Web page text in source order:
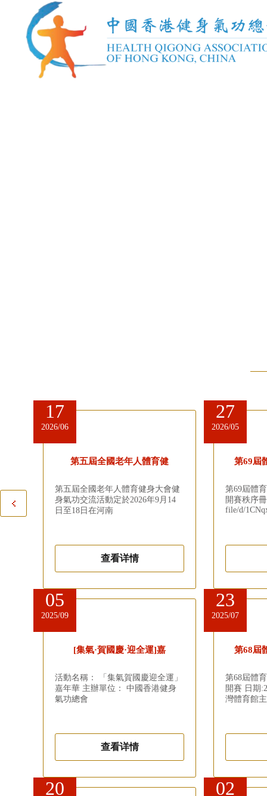
第五屆全國老年人體育健
第五屆全國老年人體育健身大會健
身氣功交流活動定於2026年9月14
日至18日在河南
查看详情
17
2026/06
第69屆
第69屆體
開賽秩序
file/d/
27
2026/05
[集氣·賀國慶·迎全運]嘉
活動名稱： 「集氣賀國慶迎全運」
嘉年華 主辦單位： 中國香港健身
氣功總會
查看详情
05
2025/09
第68屆
第68屆體
開賽 日期
灣體育館
23
2025/07
20 02